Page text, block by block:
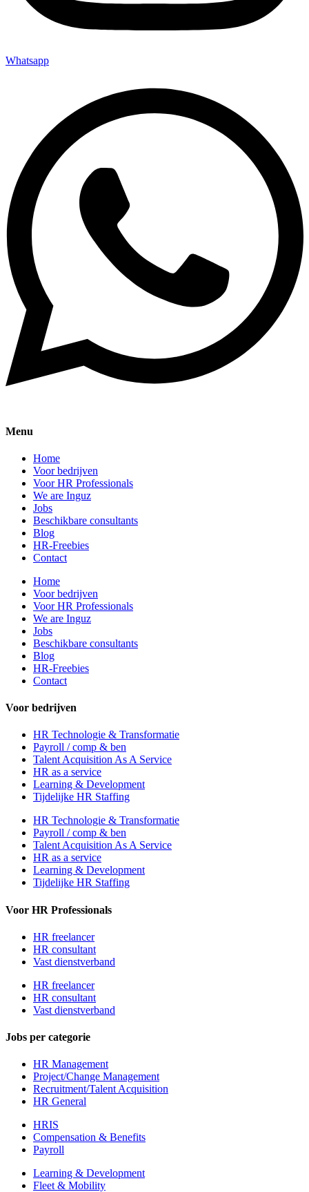
Whatsapp
Menu
Home
Voor bedrijven
Voor HR Professionals
We are Inguz
Jobs
Beschikbare consultants
Blog
HR-Freebies
Contact
Home
Voor bedrijven
Voor HR Professionals
We are Inguz
Jobs
Beschikbare consultants
Blog
HR-Freebies
Contact
Voor bedrijven
HR Technologie & Transformatie
Payroll / comp & ben
Talent Acquisition As A Service
HR as a service
Learning & Development
Tijdelijke HR Staffing
HR Technologie & Transformatie
Payroll / comp & ben
Talent Acquisition As A Service
HR as a service
Learning & Development
Tijdelijke HR Staffing
Voor HR Professionals
HR freelancer
HR consultant
Vast dienstverband
HR freelancer
HR consultant
Vast dienstverband
Jobs per categorie
HR Management
Project/Change Management
Recruitment/Talent Acquisition
HR General
HRIS
Compensation & Benefits
Payroll
Learning & Development
Fleet & Mobility